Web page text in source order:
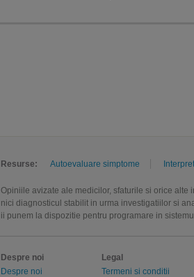
Resurse: Autoevaluare simptome
Opiniile avizate ale medicilor, sfaturile si orice
nici diagnosticul stabilit in urma investigatiilor si
ii punem la dispozitie pentru programare in
Despre noi
Despre noi
Legal
Termeni si conditii